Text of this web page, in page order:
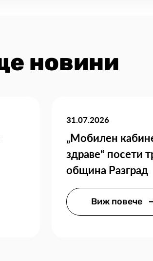
новини
31.07.2026
„Мобилен
здраве“ посети
община Разград
Виж повече